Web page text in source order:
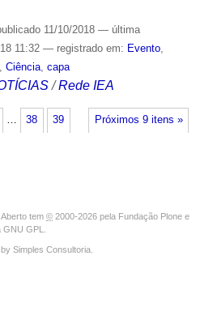
11/10/2018 — última
11:32 — registrado em: Evento,
Ciência, capa
/Rede IEA
Próximos 9 itens »
… 38 39
tem © 2000-2026 pela Fundação Plone e
GNU GPL
Simples Consultoria